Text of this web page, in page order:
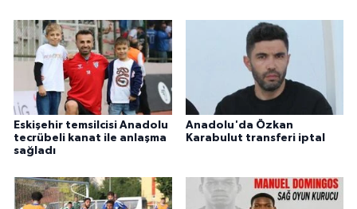
Eskişehir temsilcisi Anadolu
tecrübeli kanat ile anlaşma
sağladı
Anadolu'da Özkan
Karabulut transferi iptal